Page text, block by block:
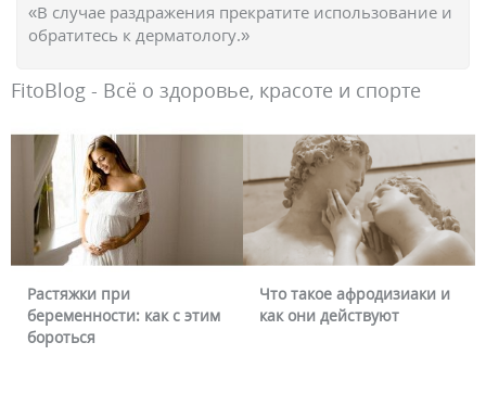
«В случае раздражения прекратите использование и
обратитесь к дерматологу.»
FitoBlog - Всё о здоровье, красоте и спорте
Что такое афродизиаки и
как они действуют
Почему краснеет лицо
можно ли это убрать